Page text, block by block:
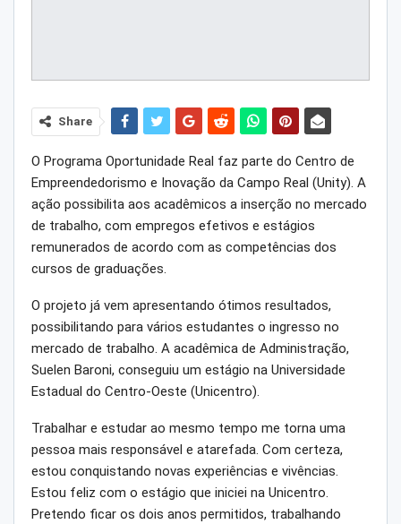
Share
O Programa Oportunidade Real faz parte do Centro de
Empreendedorismo e Inovação da Campo Real (Unity). A
ação possibilita aos acadêmicos a inserção no mercado
de trabalho, com empregos efetivos e estágios
remunerados de acordo com as competências dos
cursos de graduações.
O projeto já vem apresentando ótimos resultados,
possibilitando para vários estudantes o ingresso no
mercado de trabalho. A acadêmica de Administração,
Suelen Baroni, conseguiu um estágio na Universidade
Estadual do Centro-Oeste (Unicentro).
Trabalhar e estudar ao mesmo tempo me torna uma
pessoa mais responsável e atarefada. Com certeza,
estou conquistando novas experiências e vivências.
Estou feliz com o estágio que iniciei na Unicentro.
Pretendo ficar os dois anos permitidos, trabalhando